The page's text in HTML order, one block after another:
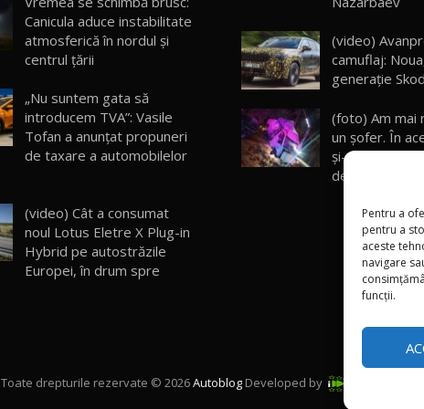
Pentru a
pentru a
aceste
navigare
funcții.
Canicula aduce instabilitate
atmosferică în nordul și
centrul țării
„Nu suntem gata să
introducem TVA”: Vasile
Tofan a anunțat propuneri
de taxare a automobilelor
(video) Cât a consumat
noul Lotus Eletre X Plug-in
Hybrid pe autostrăzile
Europei, în drum spre
(video)
camuflaj:
generaţie
(foto) Am mai
un şofer. În
şi-a pierdut
de 30 de ani
Toate drepturile rezervate © 2026Autoblog Developed by